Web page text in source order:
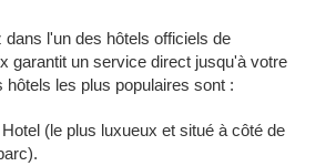
dans l'un des hôtels officiels de
garantit un service direct jusqu'à votre
hôtels les plus populaires sont :
(le plus luxueux et situé à côté de